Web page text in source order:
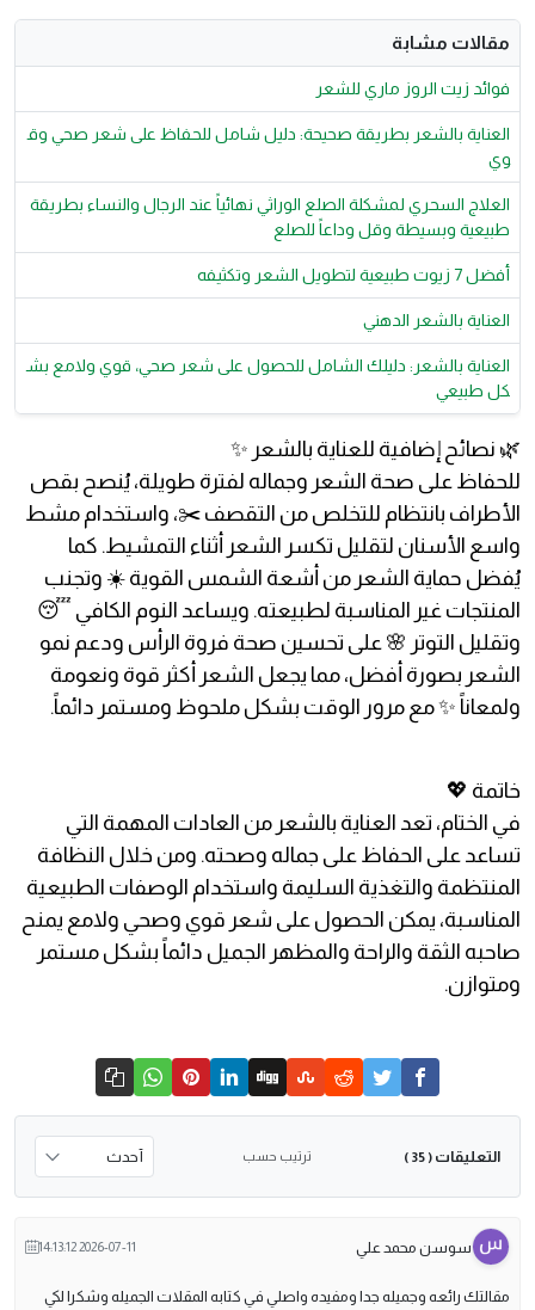
مقالات مشابة
فوائد زيت الروز ماري للشعر
العناية بالشعر بطريقة صحيحة: دليل شامل للحفاظ على شعر صحي وق
وي
العلاج السحري لمشكلة الصلع الوراثي نهائياً عند الرجال والنساء بطريقة
طبيعية وبسيطة وقل وداعاً للصلع
أفضل 7 زيوت طبيعية لتطويل الشعر وتكثيفه
العناية بالشعر الدهني
العناية بالشعر: دليلك الشامل للحصول على شعر صحي، قوي ولامع بش
كل طبيعي
🌿 نصائح إضافية للعناية بالشعر ✨
للحفاظ على صحة الشعر وجماله لفترة طويلة، يُنصح بقص
الأطراف بانتظام للتخلص من التقصف ✂️، واستخدام مشط
واسع الأسنان لتقليل تكسر الشعر أثناء التمشيط. كما
يُفضل حماية الشعر من أشعة الشمس القوية ☀️ وتجنب
المنتجات غير المناسبة لطبيعته. ويساعد النوم الكافي 😴
وتقليل التوتر 🌸 على تحسين صحة فروة الرأس ودعم نمو
الشعر بصورة أفضل، مما يجعل الشعر أكثر قوة ونعومة
ولمعاناً ✨ مع مرور الوقت بشكل ملحوظ ومستمر دائماً.
خاتمة 💖
في الختام، تعد العناية بالشعر من العادات المهمة التي
تساعد على الحفاظ على جماله وصحته. ومن خلال النظافة
المنتظمة والتغذية السليمة واستخدام الوصفات الطبيعية
المناسبة، يمكن الحصول على شعر قوي وصحي ولامع يمنح
صاحبه الثقة والراحة والمظهر الجميل دائماً بشكل مستمر
ومتوازن.
التعليقات ( 35 ) ترتيب حسب
سوسن محمد علي 2026-07-11 14:13:12
مقالتك رائعه وجميله جدا ومفيده واصلي في كتابه المقلات الجميله وشكرا لكي